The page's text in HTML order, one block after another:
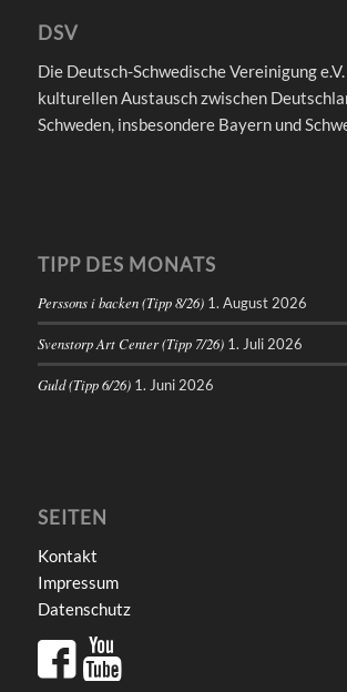
DSV
Die Deutsch-Schwedische Vereinigung
kulturellen Austausch zwischen
Schweden, insbesondere Bayern und
TIPP DES MONATS
Perssons i backen (Tipp 8/26) 1. August 2026
Svenstorp Art Center (Tipp 7/26) 1. Juli 2026
Guld (Tipp 6/26) 1. Juni 2026
SEITEN
Kontakt
Impressum
Datenschutz